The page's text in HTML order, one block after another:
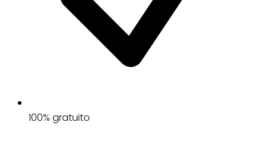
100% gratuito